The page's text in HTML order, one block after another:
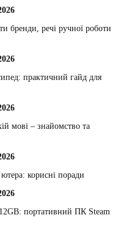
бренди, речі ручної роботи
практичний гайд для
мові – знайомство та
корисні поради
портативний ПК Steam